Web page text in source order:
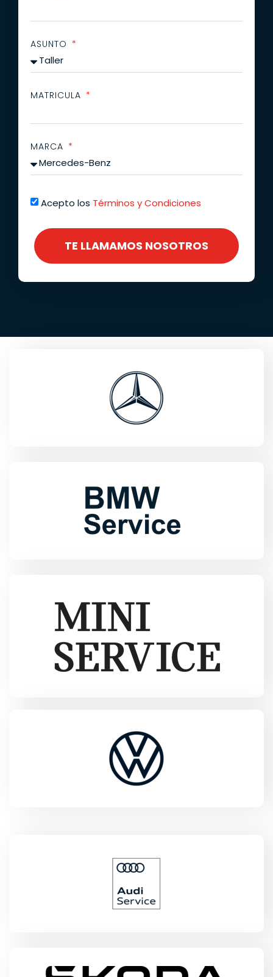
ASUNTO
MATRICULA
MARCA
Acepto los Términos y Condiciones
TE LLAMAMOS NOSOTROS